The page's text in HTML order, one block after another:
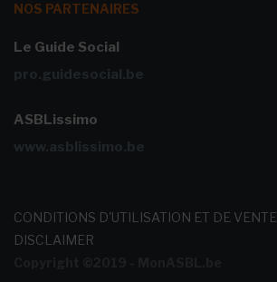
NOS PARTENAIRES
Le Guide Social
pro.guidesocial.be
ASBLissimo
www.asblissimo.be
CONDITIONS D'UTILISATION ET DE VENTE
DISCLAIMER